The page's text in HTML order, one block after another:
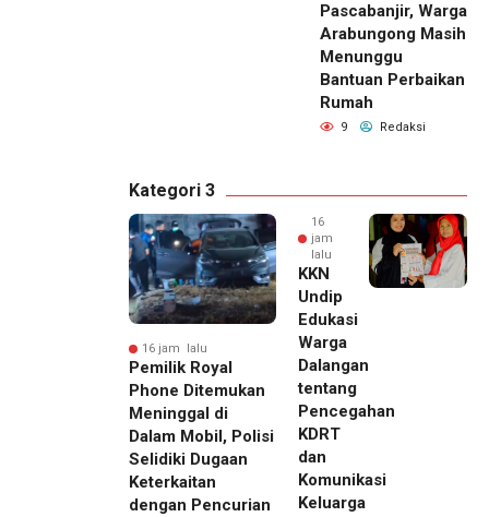
Pascabanjir, Warga
Arabungong Masih
Menunggu
Bantuan Perbaikan
Rumah
9 Redaksi
Kategori 3
16 jam lalu
Pemilik Royal
Phone Ditemukan
Meninggal di
Dalam Mobil, Polisi
Selidiki Dugaan
Keterkaitan
dengan Pencurian
16
jam
lalu
KKN
Undip
Edukasi
Warga
Dalangan
tentang
Pencegahan
KDRT
dan
Komunikasi
Keluarga